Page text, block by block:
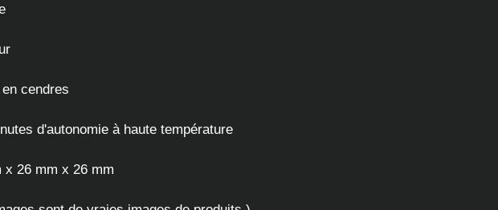
cendres
d'autonomie à haute température
x 26 mm x 26 mm